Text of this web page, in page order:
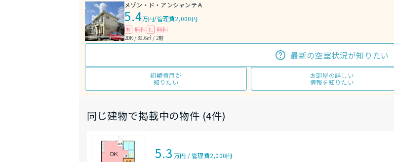
メゾン・ド・アンシャンテＡ
5.4万円/管理費2,000円
敷 無料 礼 無料
2DK / 39.6㎡ / 2階
最新の空室状況が知りたい
初期費用が
知りたい
お部屋の詳しい
情報を知りたい
同じ建物で掲載中の物件 (4件)
5.3 万円 /管理費2,000円